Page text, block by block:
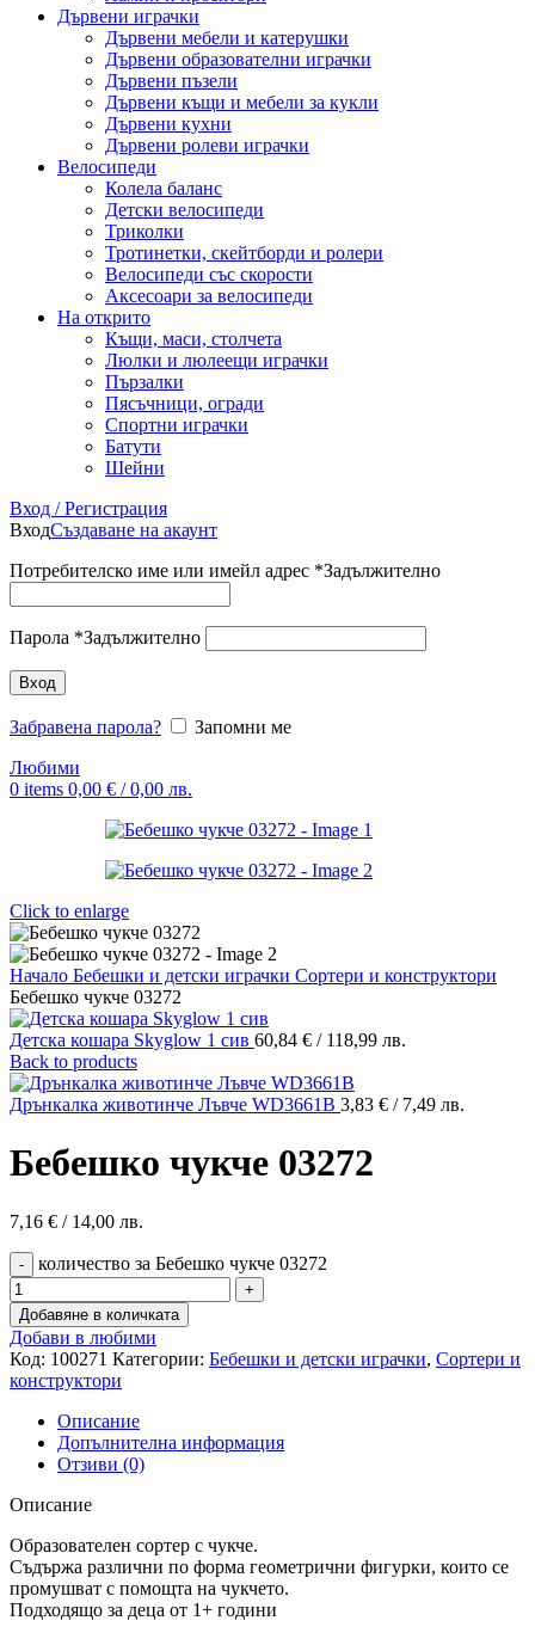
Дървени играчки
Дървени мебели и катерушки
Дървени образователни играчки
Дървени пъзели
Дървени къщи и мебели за кукли
Дървени кухни
Дървени ролеви играчки
Велосипеди
Колела баланс
Детски велосипеди
Триколки
Тротинетки, скейтборди и ролери
Велосипеди със скорости
Аксесоари за велосипеди
На открито
Къщи, маси, столчета
Люлки и люлеещи играчки
Пързалки
Пясъчници, огради
Спортни играчки
Батути
Шейни
Вход / Регистрация
ВходСъздаване на акаунт
Потребителско име или имейл адрес *Задължително
Парола *Задължително
Вход
Забравена парола?
Запомни ме
Любими
0 items 0,00 € / 0,00 лв.
Click to enlarge
Начало Бебешки и детски играчки Сортери и конструктори
Бебешко чукче 03272
Детска кошара Skyglow 1 сив 60,84 € / 118,99 лв.
Back to products
Дрънкалка животинче Лъвче WD3661B 3,83 € / 7,49 лв.
Бебешко чукче 03272
7,16 € / 14,00 лв.
количество за Бебешко чукче 03272
Добавяне в количката
Добави в любими
Код: 100271 Категории: Бебешки и детски играчки, Сортери и
конструктори
Описание
Допълнителна информация
Отзиви (0)
Описание
Образователен сортер с чукче.
Съдържа различни по форма геометрични фигурки, които се
промушват с помощта на чукчето.
Подходящо за деца от 1+ години